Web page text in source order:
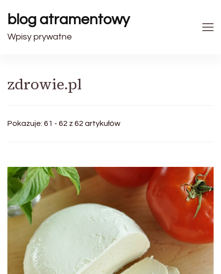
blog atramentowy
Wpisy prywatne
zdrowie.pl
Pokazuje: 61 - 62 z 62 artykułów